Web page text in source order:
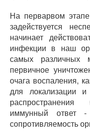
На перварвом
задействуется
начинает
инфекции в наш
самых различных
первичное
очага воспаления,
для локализации и
распространения
иммунный ответ
сопротивляемость